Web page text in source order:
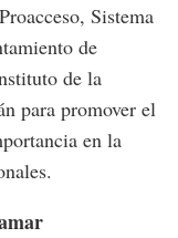
Sistema
de
de la
para promover el
en la